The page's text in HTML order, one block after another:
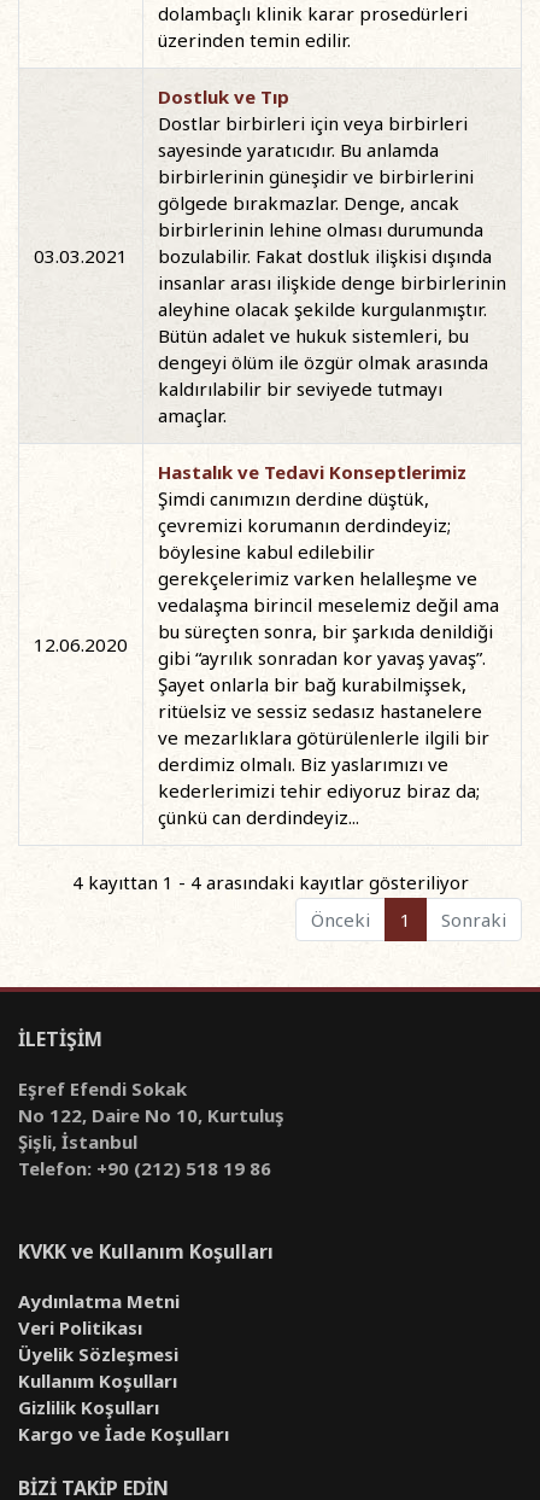
dolambaçlı klinik karar prosedürleri
üzerinden temin edilir.
03.03.2021
Dostluk ve Tıp
Dostlar birbirleri için veya birbirleri
sayesinde yaratıcıdır. Bu anlamda
birbirlerinin güneşidir ve birbirlerini
gölgede bırakmazlar. Denge, ancak
birbirlerinin lehine olması durumunda
bozulabilir. Fakat dostluk ilişkisi dışında
insanlar arası ilişkide denge birbirlerinin
aleyhine olacak şekilde kurgulanmıştır.
Bütün adalet ve hukuk sistemleri, bu
dengeyi ölüm ile özgür olmak arasında
kaldırılabilir bir seviyede tutmayı
amaçlar.
12.06.2020
Hastalık ve Tedavi Konseptlerimiz
Şimdi canımızın derdine düştük,
çevremizi korumanın derdindeyiz;
böylesine kabul edilebilir
gerekçelerimiz varken helalleşme ve
vedalaşma birincil meselemiz değil ama
bu süreçten sonra, bir şarkıda denildiği
gibi “ayrılık sonradan kor yavaş yavaş”.
Şayet onlarla bir bağ kurabilmişsek,
ritüelsiz ve sessiz sedasız hastanelere
ve mezarlıklara götürülenlerle ilgili bir
derdimiz olmalı. Biz yaslarımızı ve
kederlerimizi tehir ediyoruz biraz da;
çünkü can derdindeyiz...
4 kayıttan 1 - 4 arasındaki kayıtlar gösteriliyor
Önceki
1 Sonraki
İLETİŞİM
Eşref Efendi Sokak
No 122, Daire No 10, Kurtuluş
Şişli, İstanbul
Telefon: +90 (212) 518 19 86
KVKK ve Kullanım Koşulları
Aydınlatma Metni
Veri Politikası
Üyelik Sözleşmesi
Kullanım Koşulları
Gizlilik Koşulları
Kargo ve İade Koşulları
BİZİ TAKİP EDİN